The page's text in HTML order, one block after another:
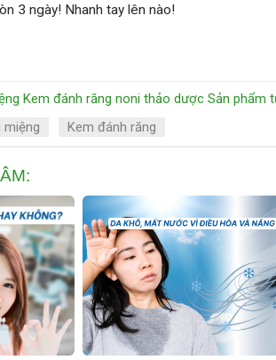
3 ngày! Nhanh tay lên nào!
Kem đánh răng noni thảo dược Sản phẩm
Kem đánh răng